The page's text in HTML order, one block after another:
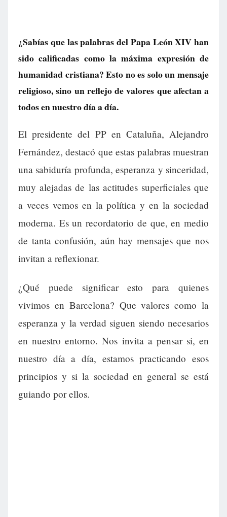
¿Sabías que las palabras del Papa León XIV han
sido calificadas como la máxima expresión de
humanidad cristiana? Esto no es solo un mensaje
religioso, sino un reflejo de valores que afectan a
todos en nuestro día a día.
El presidente del PP en Cataluña, Alejandro
Fernández, destacó que estas palabras muestran
una sabiduría profunda, esperanza y sinceridad,
muy alejadas de las actitudes superficiales que
a veces vemos en la política y en la sociedad
moderna. Es un recordatorio de que, en medio
de tanta confusión, aún hay mensajes que nos
invitan a reflexionar.
¿Qué puede significar esto para quienes
vivimos en Barcelona? Que valores como la
esperanza y la verdad siguen siendo necesarios
en nuestro entorno. Nos invita a pensar si, en
nuestro día a día, estamos practicando esos
principios y si la sociedad en general se está
guiando por ellos.